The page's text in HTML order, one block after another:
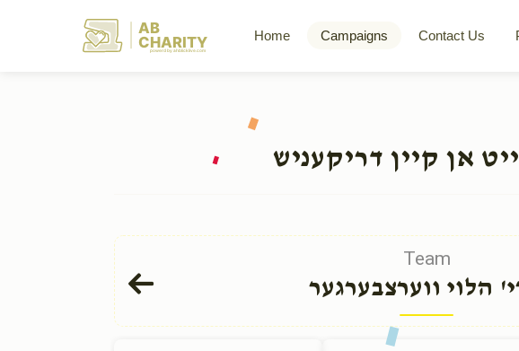
AB
CHARITY
powerd by ahblicklive.com
Home Campaigns Contact Us
אן קיין דריקעניש
Team
הלוי ווערצבערגער